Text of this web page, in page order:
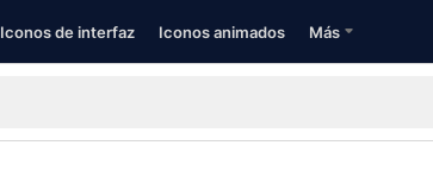
Iconos de interfaz Iconos animados Más